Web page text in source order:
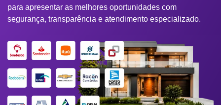
para apresentar as melhores oportunidades com
segurança, transparência e atendimento especializado.